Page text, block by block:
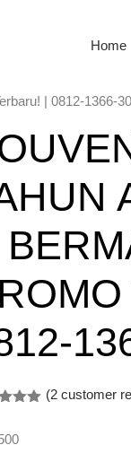
Home
| 0812-1366-
on
(2customer